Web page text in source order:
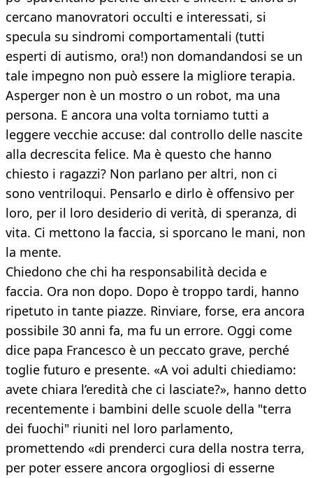
cercano manovratori occulti e interessati, si
specula su sindromi comportamentali (tutti
esperti di autismo, ora!) non domandandosi se un
tale impegno non può essere la migliore terapia.
Asperger non è un mostro o un robot, ma una
persona. E ancora una volta torniamo tutti a
leggere vecchie accuse: dal controllo delle nascite
alla decrescita felice. Ma è questo che hanno
chiesto i ragazzi? Non parlano per altri, non ci
sono ventriloqui. Pensarlo e dirlo è offensivo per
loro, per il loro desiderio di verità, di speranza, di
vita. Ci mettono la faccia, si sporcano le mani, non
la mente.
Chiedono che chi ha responsabilità decida e
faccia. Ora non dopo. Dopo è troppo tardi, hanno
ripetuto in tante piazze. Rinviare, forse, era ancora
possibile 30 anni fa, ma fu un errore. Oggi come
dice papa Francesco è un peccato grave, perché
toglie futuro e presente. «A voi adulti chiediamo:
avete chiara l’eredità che ci lasciate?», hanno detto
recentemente i bambini delle scuole della "terra
dei fuochi" riuniti nel loro parlamento,
promettendo «di prenderci cura della nostra terra,
per poter essere ancora orgogliosi di esserne